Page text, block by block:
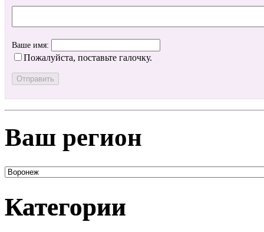
Ваше имя:
Пожалуйста, поставьте галочку.
Ваш регион
Категории